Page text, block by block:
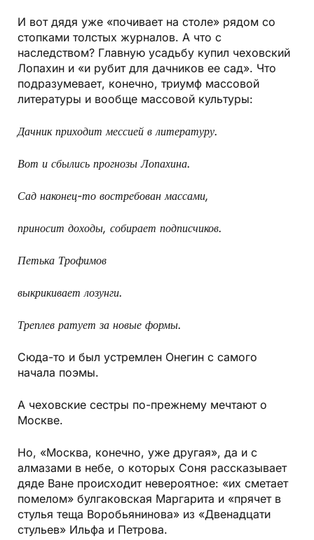
И вот дядя уже «почивает на столе» рядом со
стопками толстых журналов. А что с
наследством? Главную усадьбу купил чеховский
Лопахин и «и рубит для дачников ее сад». Что
подразумевает, конечно, триумф массовой
литературы и вообще массовой культуры:
Дачник приходит мессией в литературу.
Вот и сбылись прогнозы Лопахина.
Сад наконец-то востребован массами,
приносит доходы, собирает подписчиков.
Петька Трофимов
выкрикивает лозунги.
Треплев ратует за новые формы.
Сюда-то и был устремлен Онегин с самого
начала поэмы.
А чеховские сестры по-прежнему мечтают о
Москве.
Но, «Москва, конечно, уже другая», да и с
алмазами в небе, о которых Соня рассказывает
дяде Ване происходит невероятное: «их сметает
помелом» булгаковская Маргарита и «прячет в
стулья теща Воробьянинова» из «Двенадцати
стульев» Ильфа и Петрова.